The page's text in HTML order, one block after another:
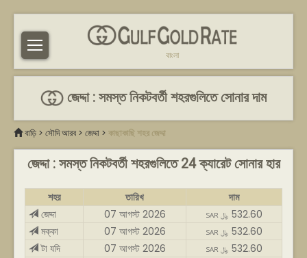
বাংলা
জেদ্দা : সমস্ত নিকটবর্তী শহরগুলিতে সোনার দাম
বাড়ি > সৌদি আরব > জেদ্দা > কাছাকাছি শহর জেদ্দা
জেদ্দা : সমস্ত নিকটবর্তী শহরগুলিতে 24 ক্যারেট সোনার হার
শহর তারিখ
দাম
জেদ্দা
07 আগস্ট 2026 SAR ﷼ 532.60
মক্কা
07 আগস্ট 2026 SAR ﷼ 532.60
টা যদি
07 আগস্ট 2026 SAR ﷼ 532.60